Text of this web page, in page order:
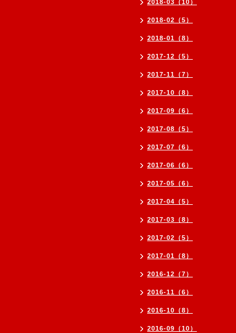
2018-03（10）
2018-02（5）
2018-01（8）
2017-12（5）
2017-11（7）
2017-10（8）
2017-09（6）
2017-08（5）
2017-07（6）
2017-06（6）
2017-05（6）
2017-04（5）
2017-03（8）
2017-02（5）
2017-01（8）
2016-12（7）
2016-11（6）
2016-10（8）
2016-09（10）